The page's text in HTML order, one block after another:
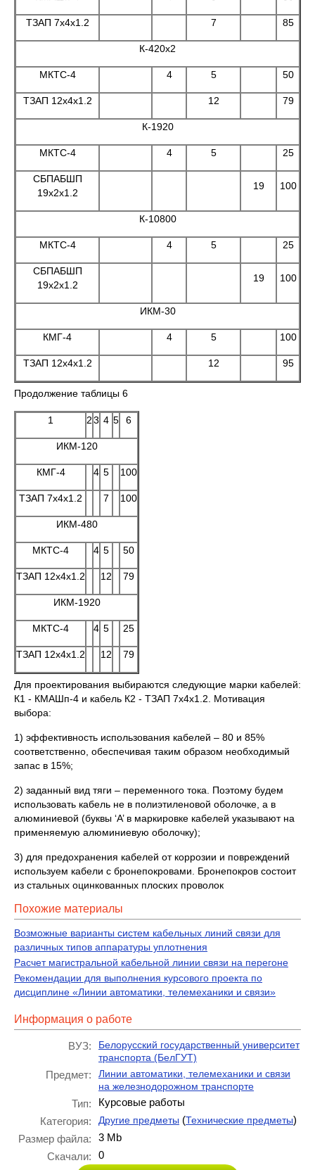
ТЗАП 7x4x1.2 7 85
К-420х2
МКТС-4 4 5 50
ТЗАП 12x4x1.2 12 79
К-1920
МКТС-4 4 5 25
СБПАБШП
19х2х1.2
19 100
К-10800
МКТС-4 4 5 25
СБПАБШП
19х2х1.2
19 100
ИКМ-30
КМГ-4 4 5 100
ТЗАП 12x4x1.2 12 95
Продолжение таблицы 6
1 23 4 5 6
ИКМ-120
КМГ-4 4 5 100
ТЗАП 7x4x1.2 7 100
ИКМ-480
МКТС-4 4 5 50
ТЗАП 12x4x1.2 12 79
ИКМ-1920
МКТС-4 4 5 25
ТЗАП 12x4x1.2 12 79
Для проектирования выбираются следующие марки кабелей:
К1 - КМАШп-4 и кабель К2 - ТЗАП 7x4x1.2. Мотивация
выбора:
1) эффективность использования кабелей – 80 и 85%
соответственно, обеспечивая таким образом необходимый
запас в 15%;
2) заданный вид тяги – переменного тока. Поэтому будем
использовать кабель не в полиэтиленовой оболочке, а в
алюминиевой (буквы ‘А’ в маркировке кабелей указывают на
применяемую алюминиевую оболочку);
3) для предохранения кабелей от коррозии и повреждений
используем кабели с бронепокровами. Бронепокров состоит
из стальных оцинкованных плоских проволок
Похожие материалы
Возможные варианты систем кабельных линий связи для
различных типов аппаратуры уплотнения
Расчет магистральной кабельной линии связи на перегоне
Рекомендации для выполнения курсового проекта по
дисциплине «Линии автоматики, телемеханики и связи»
Информация о работе
ВУЗ:
Белорусский государственный университет
транспорта (БелГУТ)
Предмет:
Линии автоматики, телемеханики и связи
на железнодорожном транспорте
Тип:
Курсовые работы
Категория:
Другие предметы (Технические предметы)
Размер файла:
3 Mb
Скачали:
0